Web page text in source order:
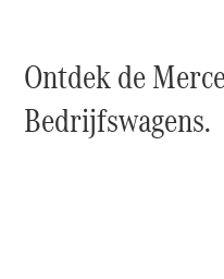
Alle Vito
Ontdek de
Bedrijfswagens.